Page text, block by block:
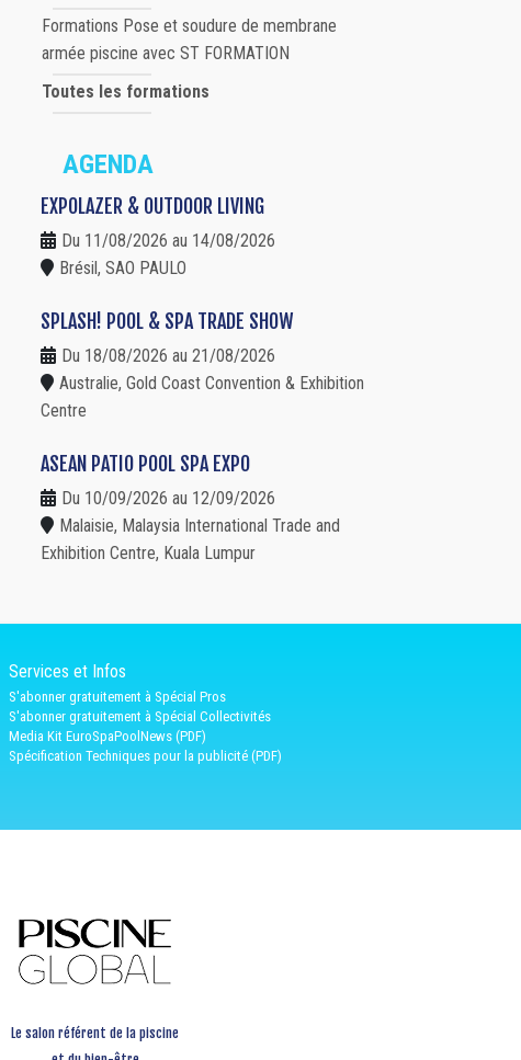
Formations Pose et soudure de membrane
armée piscine avec ST FORMATION
Toutes les formations
AGENDA
EXPOLAZER & OUTDOOR LIVING
Du 11/08/2026 au 14/08/2026
Brésil, SAO PAULO
SPLASH! POOL & SPA TRADE SHOW
Du 18/08/2026 au 21/08/2026
Australie, Gold Coast Convention & Exhibition
Centre
ASEAN PATIO POOL SPA EXPO
Du 10/09/2026 au 12/09/2026
Malaisie, Malaysia International Trade and
Exhibition Centre, Kuala Lumpur
Services et Infos
S'abonner gratuitement à Spécial Pros
S'abonner gratuitement à Spécial Collectivités
Media Kit EuroSpaPoolNews (PDF)
Spécification Techniques pour la publicité (PDF)
Le salon référent de la piscine